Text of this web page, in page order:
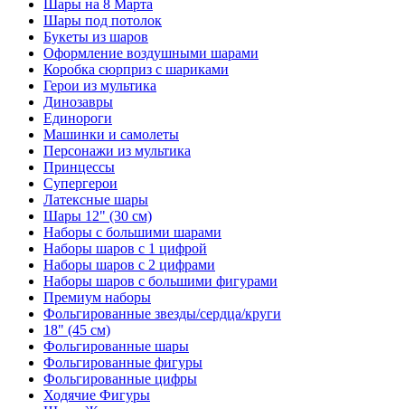
Шары на 8 Марта
Шары под потолок
Букеты из шаров
Оформление воздушными шарами
Коробка сюрприз с шариками
Герои из мультика
Динозавры
Единороги
Машинки и самолеты
Персонажи из мультика
Принцессы
Супергерои
Латексные шары
Шары 12" (30 см)
Наборы с большими шарами
Наборы шаров с 1 цифрой
Наборы шаров с 2 цифрами
Наборы шаров с большими фигурами
Премиум наборы
Фольгированные звезды/сердца/круги
18" (45 см)
Фольгированные шары
Фольгированные фигуры
Фольгированные цифры
Ходячие Фигуры